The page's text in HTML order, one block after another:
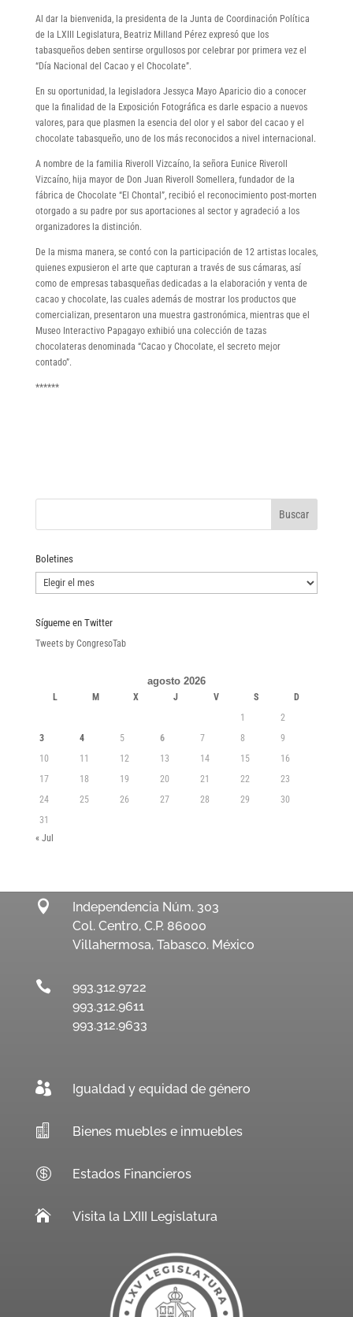
Al dar la bienvenida, la presidenta de la Junta de Coordinación Política
de la LXIII Legislatura, Beatriz Milland Pérez expresó que los
tabasqueños deben sentirse orgullosos por celebrar por primera vez el
“Día Nacional del Cacao y el Chocolate”.
En su oportunidad, la legisladora Jessyca Mayo Aparicio dio a conocer
que la finalidad de la Exposición Fotográfica es darle espacio a nuevos
valores, para que plasmen la esencia del olor y el sabor del cacao y el
chocolate tabasqueño, uno de los más reconocidos a nivel internacional.
A nombre de la familia Riveroll Vizcaíno, la señora Eunice Riveroll
Vizcaíno, hija mayor de Don Juan Riveroll Somellera, fundador de la
fábrica de Chocolate “El Chontal”, recibió el reconocimiento post-morten
otorgado a su padre por sus aportaciones al sector y agradeció a los
organizadores la distinción.
De la misma manera, se contó con la participación de 12 artistas locales,
quienes expusieron el arte que capturan a través de sus cámaras, así
como de empresas tabasqueñas dedicadas a la elaboración y venta de
cacao y chocolate, las cuales además de mostrar los productos que
comercializan, presentaron una muestra gastronómica, mientras que el
Museo Interactivo Papagayo exhibió una colección de tazas
chocolateras denominada “Cacao y Chocolate, el secreto mejor
contado”.
******
Boletines
Boletines
Sígueme en Twitter
Tweets by CongresoTab
agosto 2026
L M X J V S
D
1
2
3
4 5 6 7 8
9
10
11 12 13 14 15
16
17
18 19 20 21 22
23
24
25 26 27 28 29
30
31
« Jul

Independencia Núm. 303
Col. Centro, C.P. 86000
Villahermosa, Tabasco. México

993.312.9722
993.312.9611
993.312.9633
 Igualdad y equidad de género
 Bienes muebles e inmuebles
 Estados Financieros
 Visita la LXIII Legislatura